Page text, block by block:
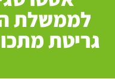
לממשלת
גריטת